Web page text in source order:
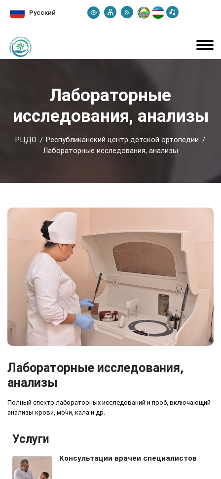
Русский
Лабораторные
исследования, анализы
РЦДО
Республиканский центр детской ортопедии
Лабораторные исследования, анализы
Лабораторные исследования,
анализы
Полный спектр лабораторных исследований и проб, включающий
анализы крови, мочи, кала и др.
Услуги
Консультации врачей специалистов